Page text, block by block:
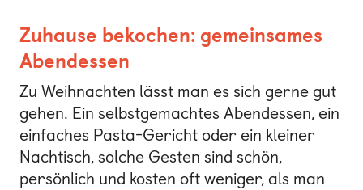
Zuhause bekochen: gemeinsames
Abendessen
Zu Weihnachten lässt man es sich gerne gut
gehen. Ein selbstgemachtes Abendessen, ein
einfaches Pasta-Gericht oder ein kleiner
Nachtisch, solche Gesten sind schön,
persönlich und kosten oft weniger, als man